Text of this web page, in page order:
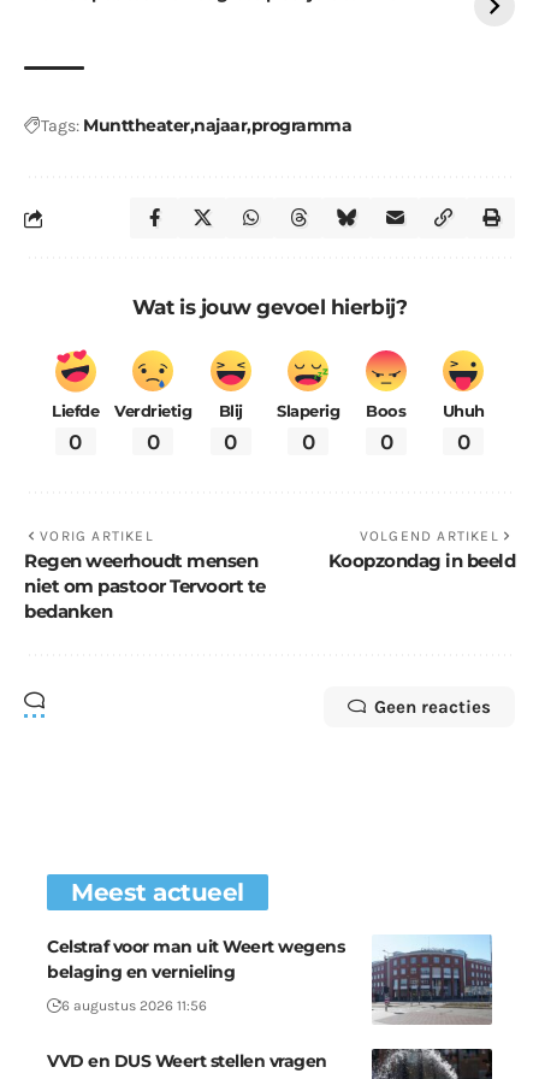
Tags: Munttheaternajaarprogramma
Wat is jouw gevoel hierbij?
Liefde
0
Verdrietig
0
Blij
0
Slaperig
0
Boos
0
Uhuh
0
VORIG ARTIKEL
Regen weerhoudt mensen
niet om pastoor Tervoort te
bedanken
VOLGEND ARTIKEL
Koopzondag in beeld
Geen reacties
Meest actueel
Celstraf voor man uit Weert wegens
belaging en vernieling
6 augustus 2026 11:56
VVD en DUS Weert stellen vragen